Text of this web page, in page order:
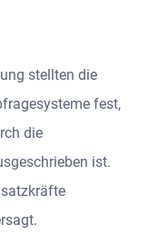
stellten die
fest,
die
ist.